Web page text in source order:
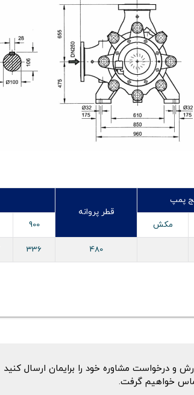
پمپ
قطر پروانه
مکش 900
480
336
و درخواست مشاوره خود را برایمان ارسال کنید
خواهیم گرفت.